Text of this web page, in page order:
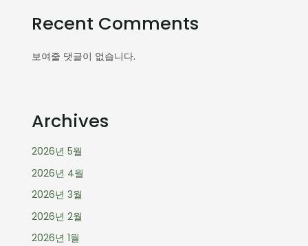
Recent Comments
보여줄 댓글이 없습니다.
Archives
2026년 5월
2026년 4월
2026년 3월
2026년 2월
2026년 1월